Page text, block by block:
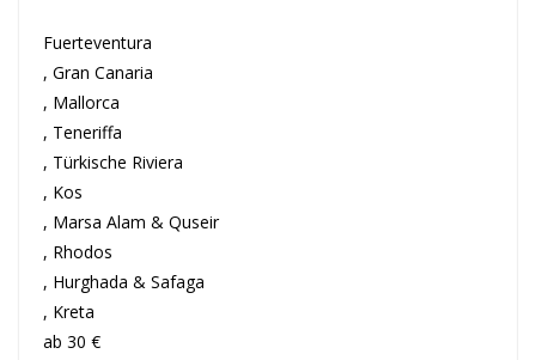
Fuerteventura
, Gran Canaria
, Mallorca
, Teneriffa
, Türkische Riviera
, Kos
, Marsa Alam & Quseir
, Rhodos
, Hurghada & Safaga
, Kreta
ab 30 €